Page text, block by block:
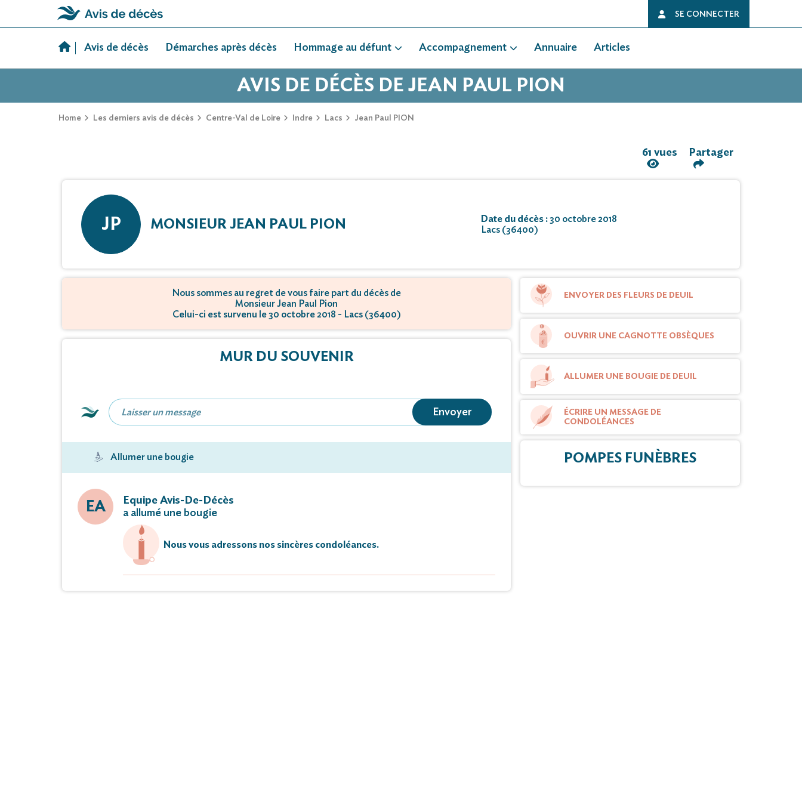
SE CONNECTER
Avis de décès Démarches après décès Hommage au défunt Accompagnement Annuaire Articles
AVIS DE DÉCÈS DE JEAN PAUL PION
Home Les derniers avis de décès Centre-Val de Loire Indre Lacs Jean Paul PION
61 vues Partager
JP MONSIEUR JEAN PAUL PION Date du décès :30 octobre 2018
Lacs (36400)
Nous sommes au regret de vous faire part du décès de
Monsieur Jean Paul Pion
Celui-ci est survenu le 30 octobre 2018 - Lacs (36400)
MUR DU SOUVENIR
Envoyer
Allumer une bougie
EA
Equipe Avis-De-Décès
a allumé une bougie
Nous vous adressons nos sincères condoléances.
ENVOYER DES FLEURS DE DEUIL
OUVRIR UNE CAGNOTTE OBSÈQUES
ALLUMER UNE BOUGIE DE DEUIL
ÉCRIRE UN MESSAGE DE
CONDOLÉANCES
POMPES FUNÈBRES